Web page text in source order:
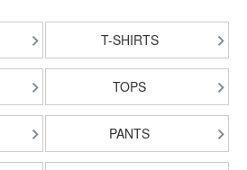
T-SHIRTS
TOPS
PANTS